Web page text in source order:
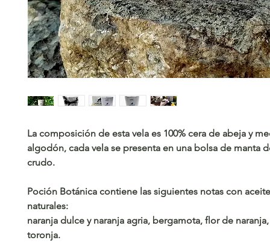
La composición de esta vela es 100% cera de abeja y
algodón, cada vela se presenta en una bolsa de manta
crudo.
Poción Botánica contiene las siguientes notas con
naturales:
naranja dulce y naranja agria, bergamota, flor de
toronja.